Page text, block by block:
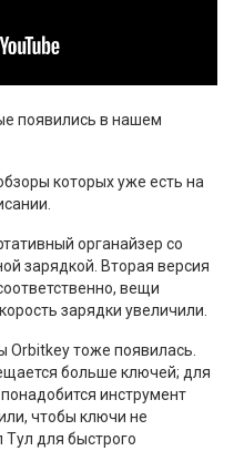
появились в нашем
которых уже есть на
органайзер со
зарядкой. Вторая версия
вещи
зарядки увеличили.
Orbitkey тоже появилась.
больше ключей; для
инструмент
чтобы ключи не
для быстрого